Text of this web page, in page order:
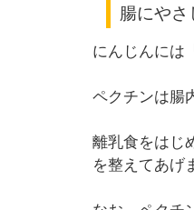
腸にやさ
にんじんには
ペクチンは腸
離乳食をはじ
を整えてあげ